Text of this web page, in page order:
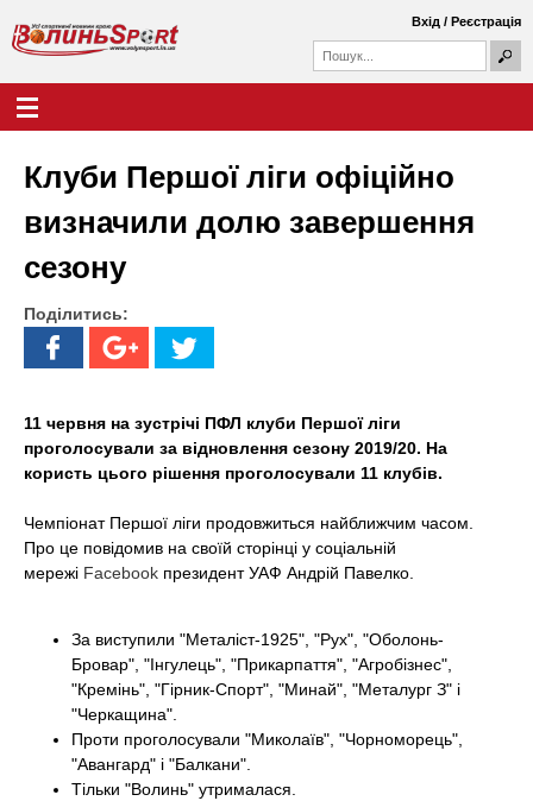
вмісту
В
л
и
н
ь
S
p
o
о
у
о
а
о
ш
Вхід / Реєстрація
Клуби Першої ліги офіційно
визначили долю завершення
сезону
Поділитись:
11 червня на зустрічі ПФЛ клуби Першої ліги
проголосували за відновлення сезону 2019/20. На
користь цього рішення проголосували 11 клубів.
Чемпіонат Першої ліги продовжиться найближчим часом.
Про це повідомив на своїй сторінці у соціальній
мережі Facebook президент УАФ Андрій Павелко.
За виступили "Металіст-1925", "Рух", "Оболонь-
Бровар", "Інгулець", "Прикарпаття", "Агробізнес",
"Кремінь", "Гірник-Спорт", "Минай", "Металург З" і
"Черкащина".
Проти проголосували "Миколаїв", "Чорноморець",
"Авангард" і "Балкани".
Тільки "Волинь" утрималася